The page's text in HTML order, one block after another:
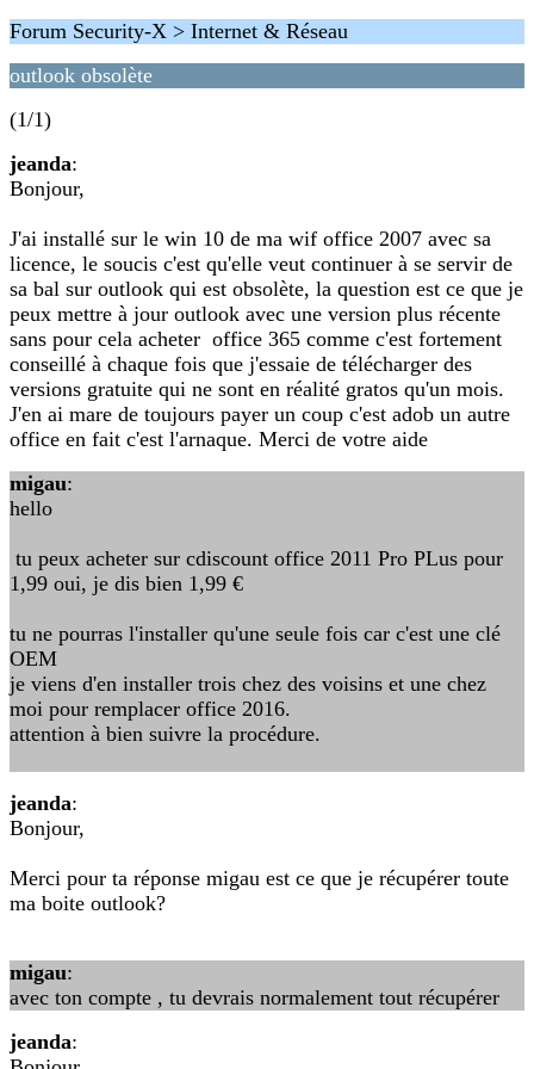
Forum Security-X > Internet & Réseau
outlook obsolète
(1/1)
jeanda:
Bonjour,
J'ai installé sur le win 10 de ma wif office 2007 avec sa
licence, le soucis c'est qu'elle veut continuer à se servir de
sa bal sur outlook qui est obsolète, la question est ce que je
peux mettre à jour outlook avec une version plus récente
sans pour cela acheter office 365 comme c'est fortement
conseillé à chaque fois que j'essaie de télécharger des
versions gratuite qui ne sont en réalité gratos qu'un mois.
J'en ai mare de toujours payer un coup c'est adob un autre
office en fait c'est l'arnaque. Merci de votre aide
migau:
hello
tu peux acheter sur cdiscount office 2011 Pro PLus pour
1,99 oui, je dis bien 1,99 €
tu ne pourras l'installer qu'une seule fois car c'est une clé
OEM
je viens d'en installer trois chez des voisins et une chez
moi pour remplacer office 2016.
attention à bien suivre la procédure.
jeanda:
Bonjour,
Merci pour ta réponse migau est ce que je récupérer toute
ma boite outlook?
migau:
avec ton compte , tu devrais normalement tout récupérer
jeanda: